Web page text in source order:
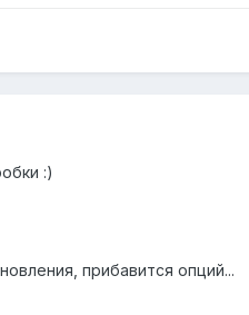
:)
прибавится опций...